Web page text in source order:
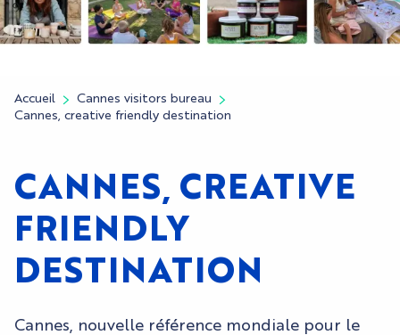
Accueil
Cannes visitors bureau
Cannes, creative friendly destination
CANNES, CREATIVE
FRIENDLY
DESTINATION
Cannes, nouvelle référence mondiale pour le